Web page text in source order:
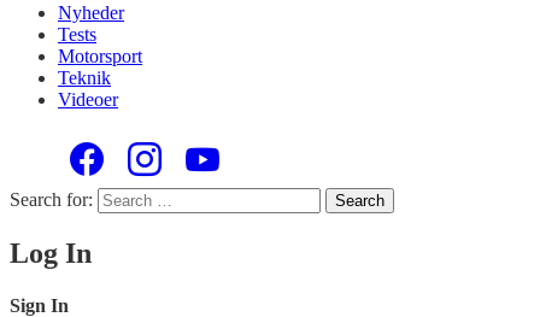
Nyheder
Tests
Motorsport
Teknik
Videoer
Search for: Search
Log In
Sign In